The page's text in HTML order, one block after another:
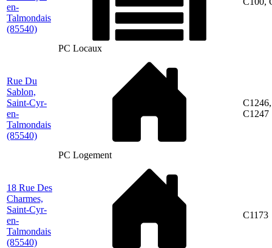
en-
Talmondais
(85540)
PC Locaux
Rue Du
Sablon,
Saint-Cyr-
en-
Talmondais
(85540)
PC Logement
C1246,
C1247
18 Rue Des
Charmes,
Saint-Cyr-
en-
Talmondais
(85540)
C1173